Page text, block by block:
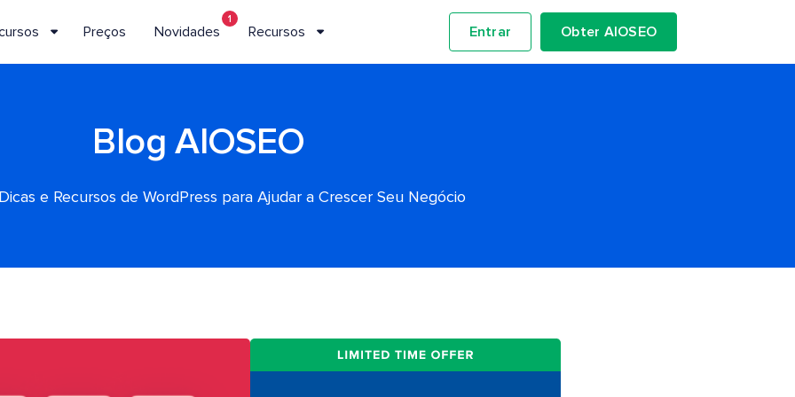
Preços Novidades
1
Recursos Entrar Obter AIOSEO
Blog AIOSEO
e Recursos de WordPress para Ajudar a Crescer Seu Negócio